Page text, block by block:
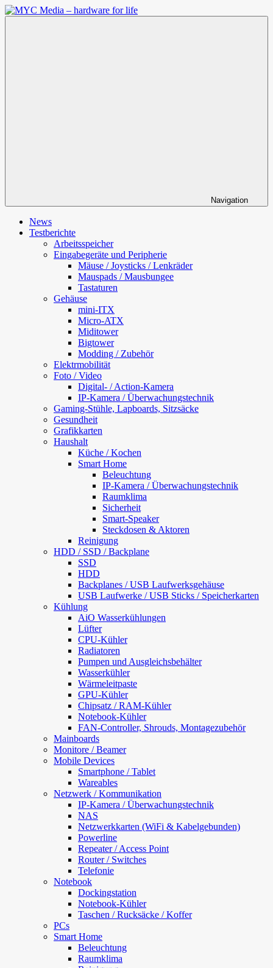
Zum
Inhalt
Navigation
News
Testberichte
Arbeitsspeicher
Eingabegeräte und Peripherie
Mäuse / Joysticks / Lenkräder
Mauspads / Mausbungee
Tastaturen
Gehäuse
mini-ITX
Micro-ATX
Miditower
Bigtower
Modding / Zubehör
Elektrmobilität
Foto / Video
Digital- / Action-Kamera
IP-Kamera / Überwachungstechnik
Gaming-Stühle, Lapboards, Sitzsäcke
Gesundheit
Grafikkarten
Haushalt
Küche / Kochen
Smart Home
Beleuchtung
IP-Kamera / Überwachungstechnik
Raumklima
Sicherheit
Smart-Speaker
Steckdosen & Aktoren
Reinigung
HDD / SSD / Backplane
SSD
HDD
Backplanes / USB Laufwerksgehäuse
USB Laufwerke / USB Sticks / Speicherkarten
Kühlung
AiO Wasserkühlungen
Lüfter
CPU-Kühler
Radiatoren
Pumpen und Ausgleichsbehälter
Wasserkühler
Wärmeleitpaste
GPU-Kühler
Chipsatz / RAM-Kühler
Notebook-Kühler
FAN-Controller, Shrouds, Montagezubehör
Mainboards
Monitore / Beamer
Mobile Devices
Smartphone / Tablet
Wareables
Netzwerk / Kommunikation
IP-Kamera / Überwachungstechnik
NAS
Netzwerkkarten (WiFi & Kabelgebunden)
Powerline
Repeater / Access Point
Router / Switches
Telefonie
Notebook
Dockingstation
Notebook-Kühler
Taschen / Rucksäcke / Koffer
PCs
Smart Home
Beleuchtung
Raumklima